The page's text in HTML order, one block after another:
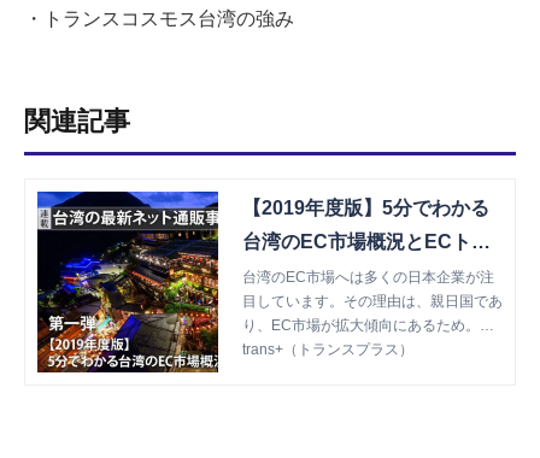
・トランスコスモス台湾の強み
関連記事
【2019年度版】5分でわかる
台湾のEC市場概況とECトレ
ンド～トランスコスモス台湾
からの現地レポート～ | trans
+（トランスプラス）
台湾のEC市場へは多くの日本企業が注
目しています。その理由は、親日国であ
り、EC市場が拡大傾向にあるため。本
稿ではそうしたEC市場のトレンドと実
trans+（トランスプラス）